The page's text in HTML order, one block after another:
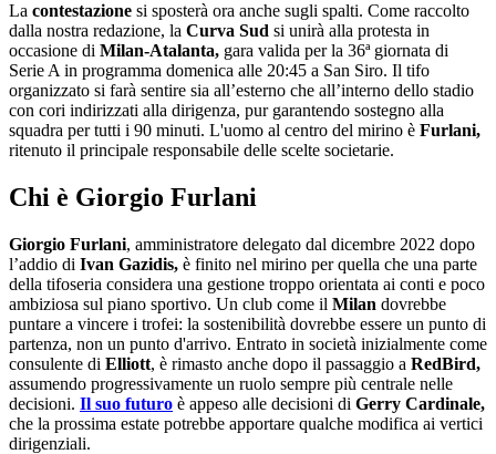
La contestazione si sposterà ora anche sugli spalti. Come raccolto
dalla nostra redazione, la Curva Sud si unirà alla protesta in
occasione di Milan-Atalanta, gara valida per la 36ª giornata di
Serie A in programma domenica alle 20:45 a San Siro. Il tifo
organizzato si farà sentire sia all’esterno che all’interno dello stadio
con cori indirizzati alla dirigenza, pur garantendo sostegno alla
squadra per tutti i 90 minuti. L'uomo al centro del mirino è Furlani,
ritenuto il principale responsabile delle scelte societarie.
Chi è Giorgio Furlani
Giorgio Furlani, amministratore delegato dal dicembre 2022 dopo
l’addio di Ivan Gazidis, è finito nel mirino per quella che una parte
della tifoseria considera una gestione troppo orientata ai conti e poco
ambiziosa sul piano sportivo. Un club come il Milan dovrebbe
puntare a vincere i trofei: la sostenibilità dovrebbe essere un punto di
partenza, non un punto d'arrivo. Entrato in società inizialmente come
consulente di Elliott, è rimasto anche dopo il passaggio a RedBird,
assumendo progressivamente un ruolo sempre più centrale nelle
decisioni. Il suo futuro è appeso alle decisioni di Gerry Cardinale,
che la prossima estate potrebbe apportare qualche modifica ai vertici
dirigenziali.